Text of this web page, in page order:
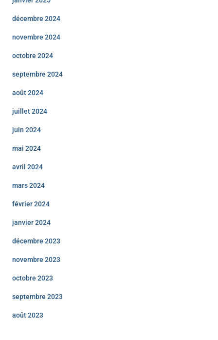
décembre 2024
novembre 2024
octobre 2024
septembre 2024
août 2024
juillet 2024
juin 2024
mai 2024
avril 2024
mars 2024
février 2024
janvier 2024
décembre 2023
novembre 2023
octobre 2023
septembre 2023
août 2023